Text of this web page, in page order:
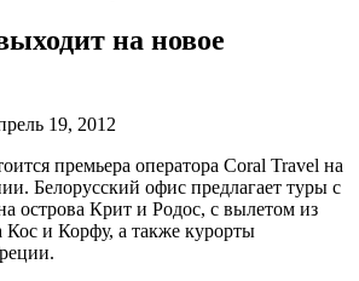
на новое
19, 2012
премьера оператора Coral Travel на
Белорусский офис предлагает туры с
острова Крит и Родос, с вылетом из
и Корфу, а также курорты